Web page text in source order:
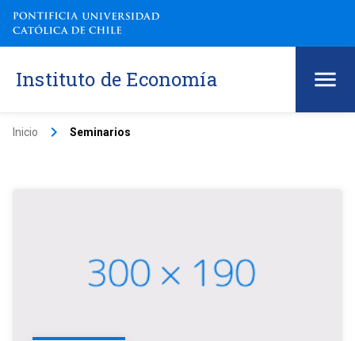
Instituto de Economía
Inicio keyboard_arrow_right Seminarios